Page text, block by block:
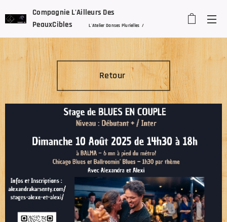
Compagnie L'Ailleurs Des
PeauxCiblesL'Atelier Danses Plurielles /
Stretch'In Dance/ Alexandra Karsenty
Retour